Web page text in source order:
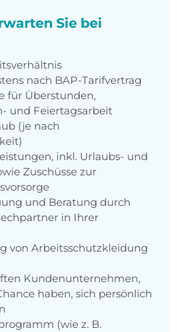
Sie bei
nach BAP-Tarifvertrag
für Überstunden,
und Feiertagsarbeit
(je nach
inkl. Urlaubs- und
Zuschüsse zur
und Beratung durch
in Ihrer
von Arbeitsschutzkleidung
Kundenunternehmen,
haben, sich persönlich
(wie z. B.